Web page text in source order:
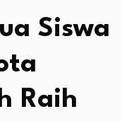
Siswa
Raih